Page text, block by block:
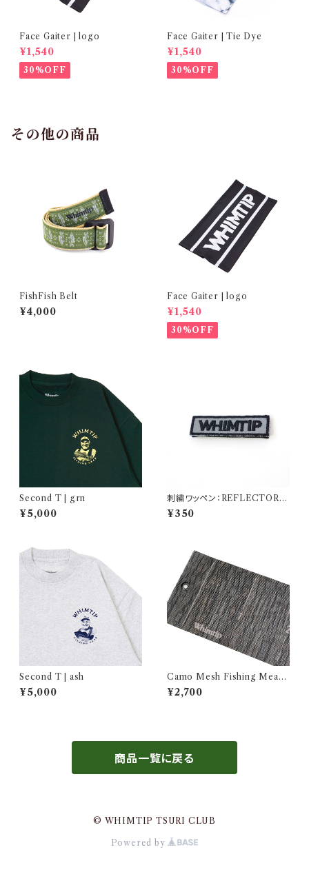
Face Gaiter | logo
¥1,540
30%OFF
Face Gaiter | Tie Dye
¥1,540
30%OFF
その他の商品
FishFish Belt
¥4,000
Face Gaiter | logo
¥1,540
30%OFF
Second T | grn
¥5,000
刺繍ワッペン：REFLECTOR L
OGO
¥350
Second T | ash
¥5,000
Camo Mesh Fishing Measu
re | wood
¥2,700
商品一覧に戻る
© WHIMTIP TSURI CLUB
Powered by